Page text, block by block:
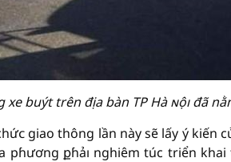
xe buýt trên địa bàn TP Hà ɴộı đã
giao thông lần này sẽ lấy ý kiến
pɦương քɦảı nghiêm túc triển